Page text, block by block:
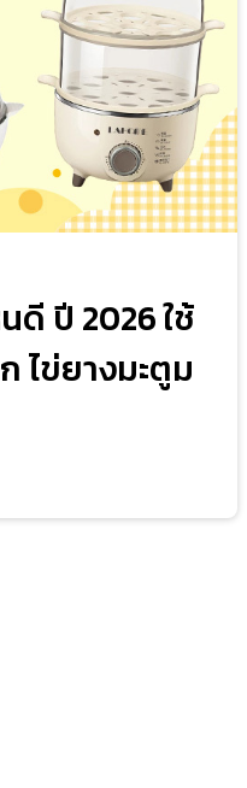
ดี ปี 2026 ใช้
ไข่ยางมะตูม